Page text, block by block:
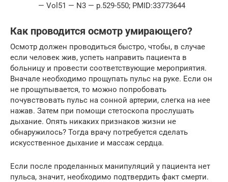
— Vol51 — N3 — p.529-550; PMID:33773644
Как проводится осмотр умирающего?
Осмотр должен проводиться быстро, чтобы, в случае
если человек жив, успеть направить пациента в
больницу и провести соответствующие мероприятия.
Вначале необходимо прощупать пульс на руке. Если он
не прощупывается, то можно попробовать
почувствовать пульс на сонной артерии, слегка на нее
нажав. Затем при помощи стетоскопа прослушать
дыхание. Опять никаких признаков жизни не
обнаружилось? Тогда врачу потребуется сделать
искусственное дыхание и массаж сердца.
Если после проделанных манипуляций у пациента нет
пульса, значит, необходимо подтвердить факт смерти.